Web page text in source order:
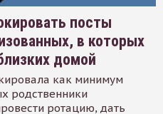
посты
в которых
домой
как минимум
родственники
ротацию, дать